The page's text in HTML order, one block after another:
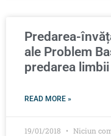
Predarea-
ale Problem
predarea
READ MORE »
19/01/2018 Niciun